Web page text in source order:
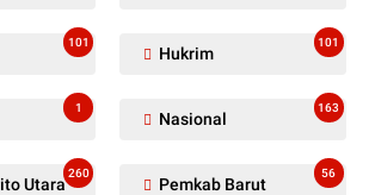
101
Hukrim
101
1
Nasional
163
Utara
260
Pemkab Barut
56